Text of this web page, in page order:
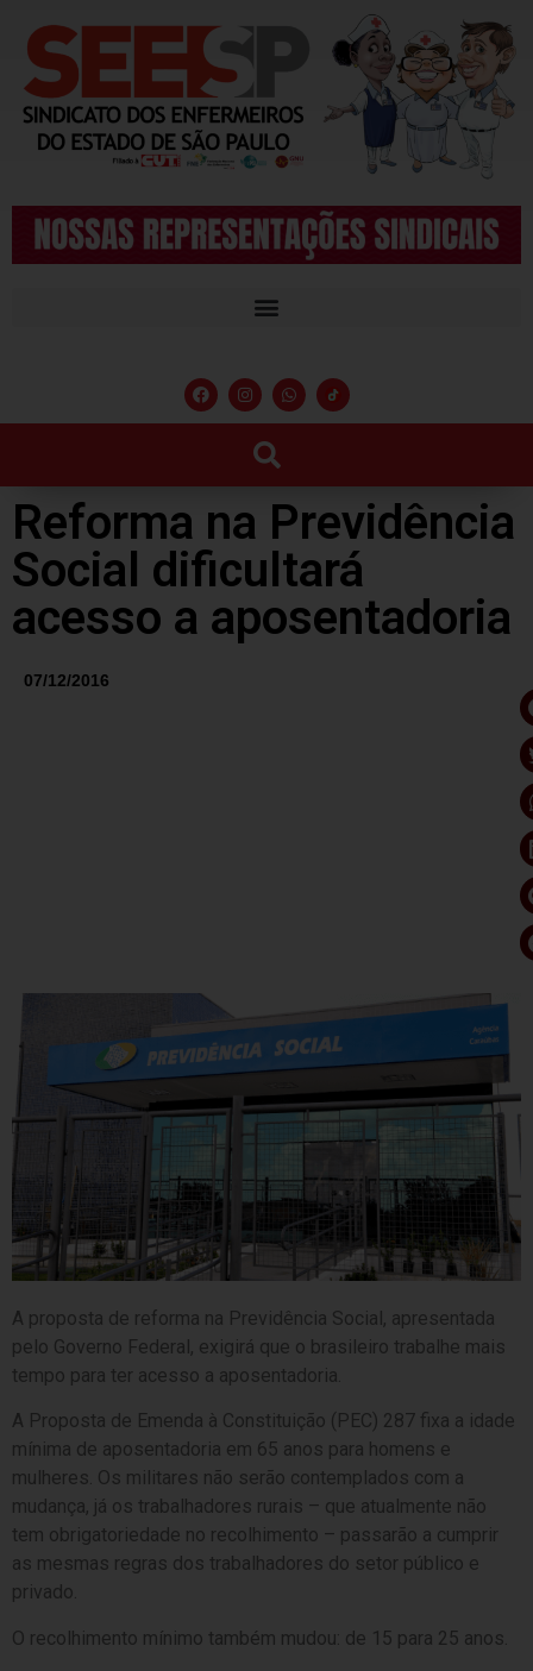
Reforma na Previdência
Social dificultará
acesso a aposentadoria
07/12/2016
A proposta de reforma na Previdência Social, apresentada
pelo Governo Federal, exigirá que o brasileiro trabalhe mais
tempo para ter acesso a aposentadoria.
A Proposta de Emenda à Constituição (PEC) 287 fixa a idade
mínima de aposentadoria em 65 anos para homens e
mulheres. Os militares não serão contemplados com a
mudança, já os trabalhadores rurais – que atualmente não
tem obrigatoriedade no recolhimento – passarão a cumprir
as mesmas regras dos trabalhadores do setor público e
privado.
O recolhimento mínimo também mudou: de 15 para 25 anos.